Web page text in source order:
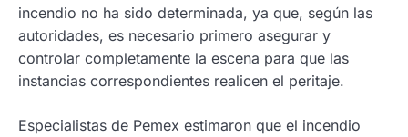
incendio no ha sido determinada, ya que, según las
autoridades, es necesario primero asegurar y
controlar completamente la escena para que las
instancias correspondientes realicen el peritaje.
Especialistas de Pemex estimaron que el incendio